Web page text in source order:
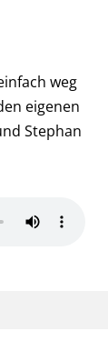
weg
eigenen
Stephan